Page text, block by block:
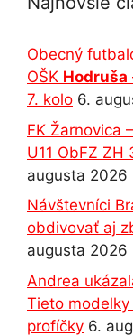
Obecný
OŠK Hodruša
7. kolo 6.
FK Žarnovica
U11 ObFZ ZH
augusta 2026
Návštevníci
obdivovať aj
augusta 2026
Andrea
Tieto
profíčky 6.